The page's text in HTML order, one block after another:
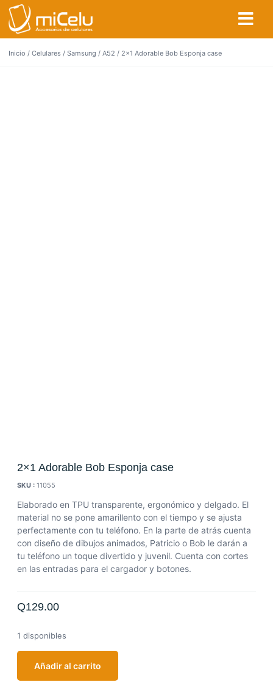
Inicio / Celulares / Samsung / A52 / 2×1 Adorable Bob Esponja case
2×1 Adorable Bob Esponja case
SKU : 11055
Elaborado en TPU transparente, ergonómico y delgado. El
material no se pone amarillento con el tiempo y se ajusta
perfectamente con tu teléfono. En la parte de atrás cuenta
con diseño de dibujos animados, Patricio o Bob le darán a
tu teléfono un toque divertido y juvenil. Cuenta con cortes
en las entradas para el cargador y botones.
Q129.00
1 disponibles
Añadir al carrito